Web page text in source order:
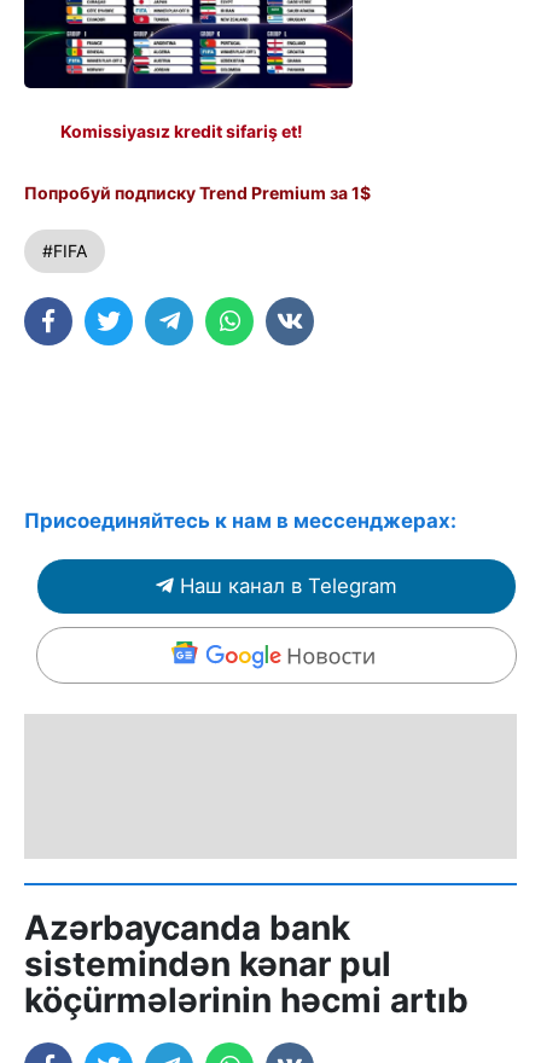
Komissiyasız kredit sifariş et!
Попробуй подписку Trend Premium за 1$
#FIFA
Присоединяйтесь к нам в мессенджерах:
Наш канал в Telegram
Azərbaycanda bank
sistemindən kənar pul
köçürmələrinin həcmi artıb